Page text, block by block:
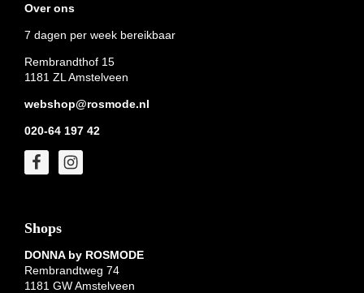
Over ons
7 dagen per week bereikbaar
Rembrandthof 15
1181 ZL Amstelveen
webshop@rosmode.nl
020-64 197 42
Shops
DONNA by ROSMODE
Rembrandtweg 74
1181 GW Amstelveen